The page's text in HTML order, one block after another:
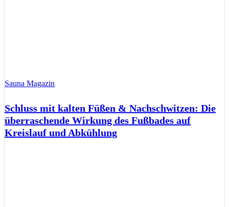
Sauna Magazin
Schluss mit kalten Füßen & Nachschwitzen: Die
überraschende Wirkung des Fußbades auf
Kreislauf und Abkühlung